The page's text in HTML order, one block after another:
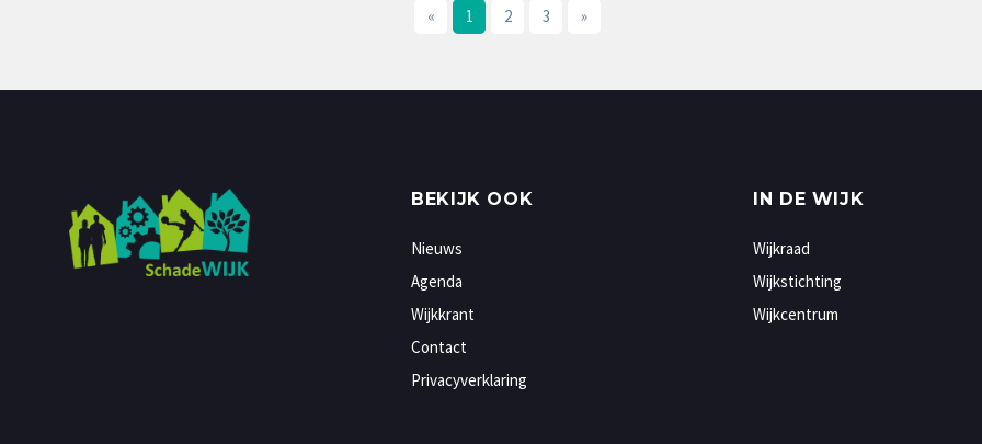
« 1 2 3 »
BEKIJK OOK
Nieuws
Agenda
Wijkkrant
Contact
Privacyverklaring
IN DE WIJK
Wijkraad
Wijkstichting
Wijkcentrum